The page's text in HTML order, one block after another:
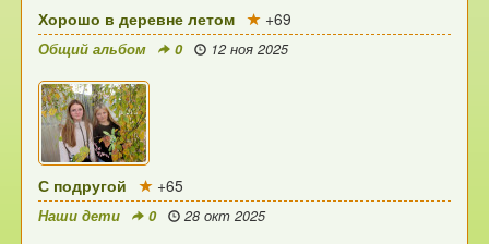
Хорошо в деревне летом +69
Общий альбом 0 12 ноя 2025
С подругой +65
Наши дети 0 28 окт 2025